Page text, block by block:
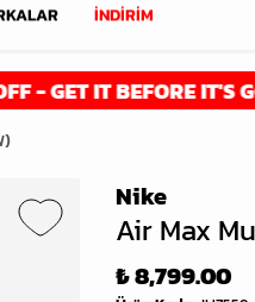
BEFORE IT'S GONE
Nike
Air Max
₺ 8,799.00